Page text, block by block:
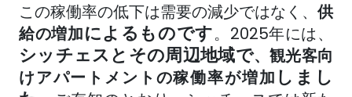
この稼働率の低下は需要の減少ではなく、 供
給の増加によるものです。2025年には、
シッチェスとその周辺地域で、観光客向
けアパートメントの稼働率が増加 しまし